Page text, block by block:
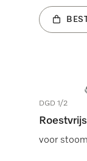
DGD 1/2
voor